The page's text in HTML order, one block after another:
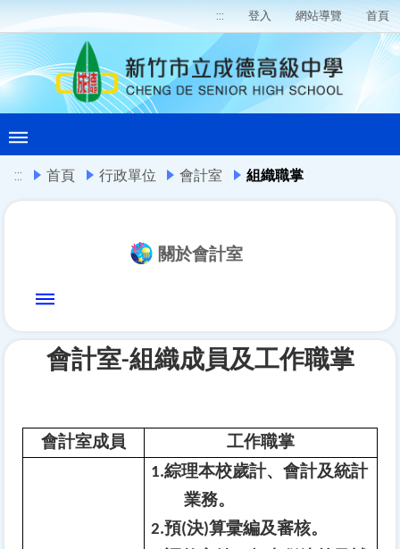
::: 登入 網站導覽 首頁
::: 首頁 行政單位 會計室 組織職掌
關於會計室
會計室-組織成員及工作職掌
會計室成員 工作職掌
1.綜理本校歲計、會計及統計
業務。
2.預(決)算彚編及審核。